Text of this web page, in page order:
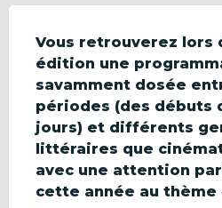
Vous retrouverez lors
édition une
savamment dosée
périodes (des débuts
jours) et différents
littéraires que
avec une attention
cette année au thème